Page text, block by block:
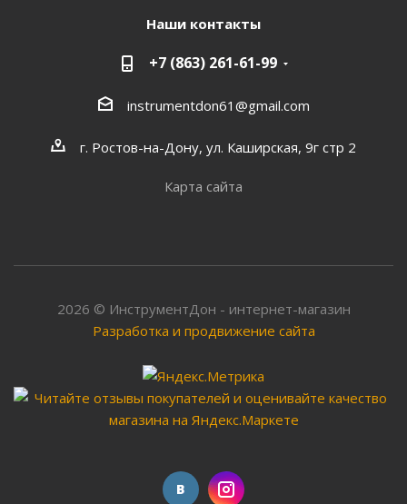
Наши контакты
+7 (863) 261-61-99
instrumentdon61@gmail.com
г. Ростов-на-Дону, ул. Каширская, 9г стр 2
Карта сайта
2026 © ИнструментДон - интернет-магазин
Разработка и продвижение сайта